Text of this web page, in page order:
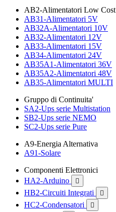
AB2-Alimentatori Low Cost
AB31-Alimentatori 5V
AB32A-Alimentatori 10V
AB32-Alimentatori 12V
AB33-Alimentatori 15V
AB34-Alimentatori 24V
AB35A1-Alimentatori 36V
AB35A2-Alimentatori 48V
AB35-Alimentatori MULTI
Gruppo di Continuita'
SA2-Ups serie Multistation
SB2-Ups serie NEMO
SC2-Ups serie Pure
A9-Energia Alternativa
A91-Solare
Componenti Elettronici
HA2-Arduino

HB2-Circuiti Integrati 
HC2-Condensatori 